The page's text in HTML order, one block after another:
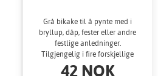
Grå bikake til å pynte med i
bryllup, dåp, fester eller andre
festlige anledninger.
Tilgjengelig i fire forskjellige
størrelser
42 NOK